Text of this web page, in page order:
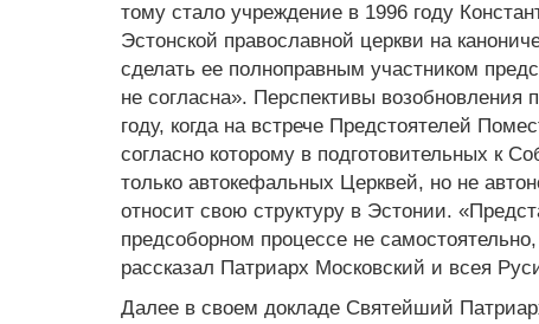
тому стало учреждение в 1996 году
Эстонской православной церкви на
сделать ее полноправным участником
не согласна». Перспективы возобновления
году, когда на встрече Предстоятелей
согласно которому в подготовительных к
только автокефальных Церквей, но не
относит свою структуру в Эстонии.
предсоборном процессе не
рассказал Патриарх Московский и всея
Далее в своем докладе Святейший